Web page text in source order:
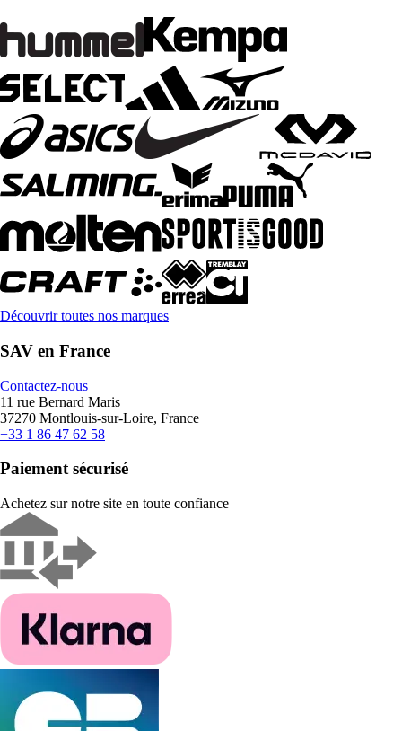
Découvrir toutes nos marques
SAV en France
Contactez-nous
11 rue Bernard Maris
37270 Montlouis-sur-Loire, France
+33 1 86 47 62 58
Paiement sécurisé
Achetez sur notre site en toute confiance